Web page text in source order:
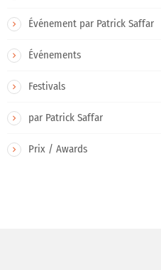
Événement par Patrick Saffar
Événements
Festivals
par Patrick Saffar
Prix / Awards